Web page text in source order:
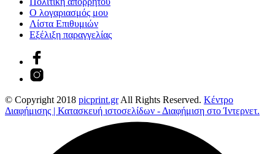
Ο λογαριασμός μου
Λίστα Επιθυμιών
Εξέλιξη παραγγελίας
© Copyright 2018 picprint.grAll Rights Reserved. Κέντρο
Διαφήμισης | Κατασκευή ιστοσελίδων - Διαφήμιση στο Ίντερνετ.